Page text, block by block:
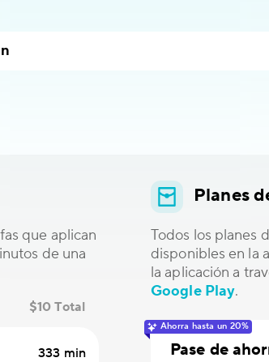
que aplican
de una
$10 Total
333 min
Planes
Todos los planes
disponibles en la
la aplicación a
Google Play.
Ahorra hasta un 20%
Pase de